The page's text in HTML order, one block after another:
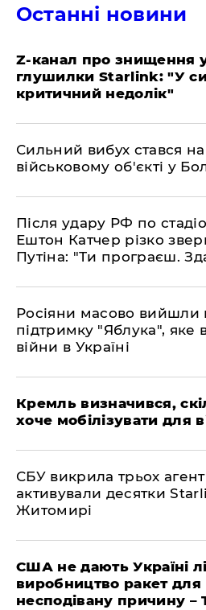
Останні новини
Z-канал про знищення
глушилки Starlink: "У
критичний недолік"
Сильний вибух стався
військовому об'єкті у
Після удару РФ по
Ештон Катчер різко
Путіна: "Ти програєш.
Росіяни масово вийшли
підтримку "Яблука", яке
війни в Україні
Кремль визначився,
хоче мобілізувати для
СБУ викрила трьох
активували десятки
Житомирі
США не дають Україні
виробництво ракет
несподівану причину